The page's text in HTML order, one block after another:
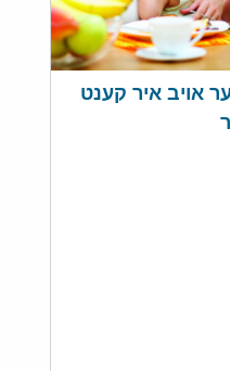
אויב איר קענט